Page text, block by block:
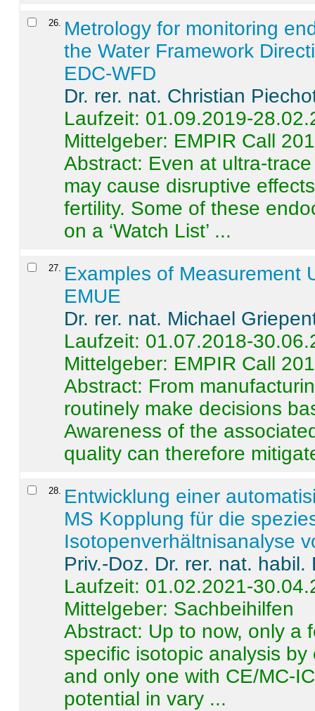
26. Metrology for monitoring
the Water Framework
EDC-WFD
Dr. rer. nat. Christian
Laufzeit: 01.09.2019-
Mittelgeber: EMPIR Call
Abstract: Even at ultra-
may cause disruptive
fertility. Some of these
on a ‘Watch List’ ...
27. Examples of Measurement
EMUE
Dr. rer. nat. Michael
Laufzeit: 01.07.2018-
Mittelgeber: EMPIR Call
Abstract: From
routinely make decisions
Awareness of the
quality can therefore
28. Entwicklung einer
MS Kopplung für die
Isotopenverhältnisanalyse
Priv.-Doz. Dr. rer. nat.
Laufzeit: 01.02.2021-
Mittelgeber: Sachbeihilfen
Abstract: Up to now, only a
specific isotopic analysis
and only one with CE/MC-
potential in vary ...